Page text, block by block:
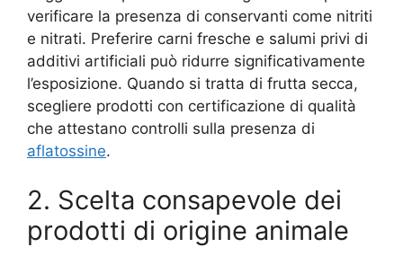
verificare la presenza di conservanti come nitriti
e nitrati. Preferire carni fresche e salumi privi di
additivi artificiali può ridurre significativamente
l’esposizione. Quando si tratta di frutta secca,
scegliere prodotti con certificazione di qualità
che attestano controlli sulla presenza di
aflatossine.
2. Scelta consapevole dei
prodotti di origine animale